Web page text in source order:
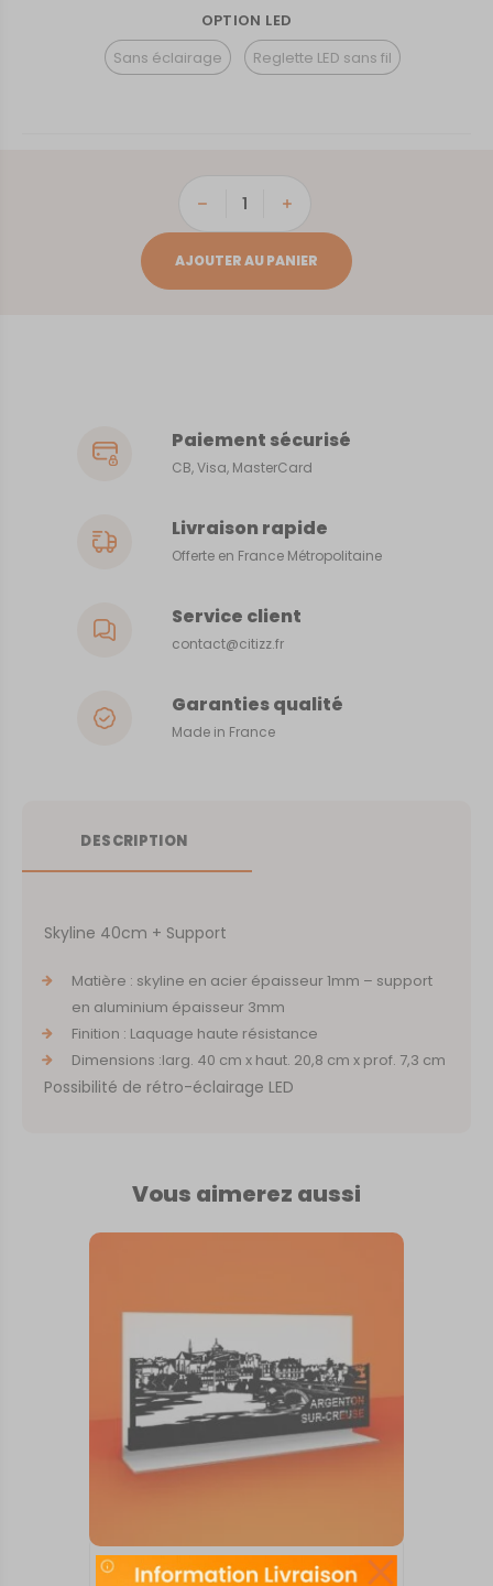
OPTION LED
Sans éclairage
Reglette LED sans fil
quantité
Vesoul
AJOUTER AU PANIER
Paiement sécurisé
CB, Visa, MasterCard
Livraison rapide
Offerte en France Métropolitaine
Service client
contact@citizz.fr
Garanties qualité
Made in France
DESCRIPTION
Skyline 40cm + Support
Matière : skyline en acier épaisseur 1mm – support
en aluminium épaisseur 3mm
Finition : Laquage haute résistance
Dimensions :larg. 40 cm x haut. 20,8 cm x prof. 7,3 cm
Possibilité de rétro-éclairage LED
Vous aimerez aussi
SKYLINE SUR SOCLE